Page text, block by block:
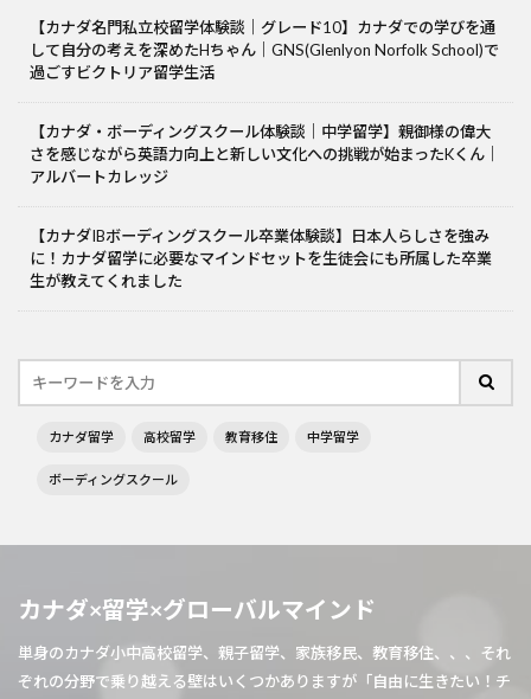
【カナダ名門私立校留学体験談｜グレード10】カナダでの学びを通
して自分の考えを深めたHちゃん｜GNS(Glenlyon Norfolk School)で
過ごすビクトリア留学生活
【カナダ・ボーディングスクール体験談｜中学留学】親御様の偉大
さを感じながら英語力向上と新しい文化への挑戦が始まったKくん｜
アルバートカレッジ
【カナダIBボーディングスクール卒業体験談】日本人らしさを強み
に！カナダ留学に必要なマインドセットを生徒会にも所属した卒業
生が教えてくれました
カナダ留学 高校留学 教育移住 中学留学
ボーディングスクール
カナダ×留学×グローバルマインド
単身のカナダ小中高校留学、親子留学、家族移民、教育移住、、、それ
ぞれの分野で乗り越える壁はいくつかありますが「自由に生きたい！チ